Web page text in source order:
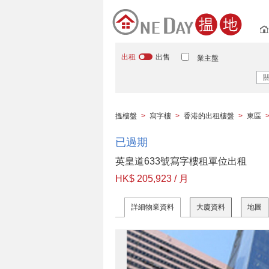
出租 出售 業主盤
搵樓盤 > 寫字樓 > 香港的出租樓盤 > 東區 >
已過期
英皇道633號寫字樓租單位出租
HK$ 205,923 / 月
詳細物業資料 大廈資料 地圖